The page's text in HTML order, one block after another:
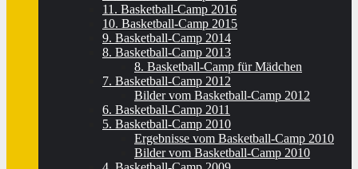
11. Basketball-Camp 2016
10. Basketball-Camp 2015
9. Basketball-Camp 2014
8. Basketball-Camp 2013
8. Basketball-Camp für Mädchen
7. Basketball-Camp 2012
Bilder vom Basketball-Camp 2012
6. Basketball-Camp 2011
5. Basketball-Camp 2010
Ergebnisse vom Basketball-Camp 2010
Bilder vom Basketball-Camp 2010